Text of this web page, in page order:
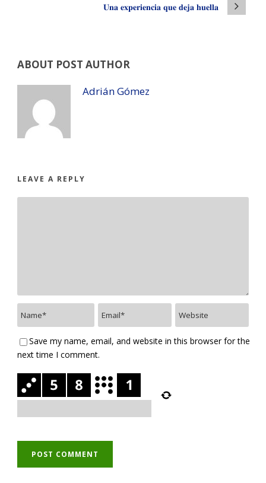
𝐔𝐧𝐚 𝐞𝐱𝐩𝐞𝐫𝐢𝐞𝐧𝐜𝐢𝐚 𝐪𝐮𝐞 𝐝𝐞𝐣𝐚 𝐡𝐮𝐞𝐥𝐥𝐚
ABOUT POST AUTHOR
Adrián Gómez
LEAVE A REPLY
Save my name, email, and website in this browser for the
next time I comment.